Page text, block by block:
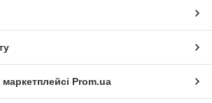
Prom.ua